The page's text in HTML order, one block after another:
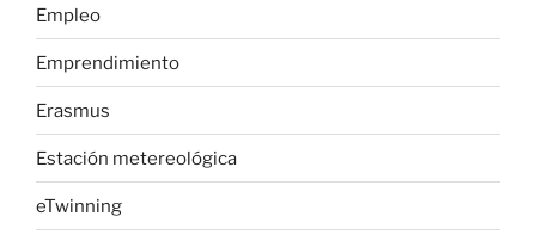
Empleo
Emprendimiento
Erasmus
Estación metereológica
eTwinning